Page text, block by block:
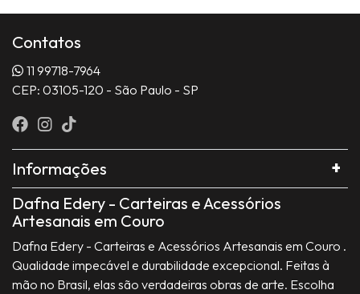
Contatos
11 99718-7964
CEP: 03105-120 - São Paulo - SP
Informações
Dafna Edery - Carteiras e Acessórios
Artesanais em Couro
Dafna Edery - Carteiras e Acessórios Artesanais em Couro .
Qualidade impecável e durabilidade excepcional. Feitas à
mão no Brasil, elas são verdadeiras obras de arte. Escolha